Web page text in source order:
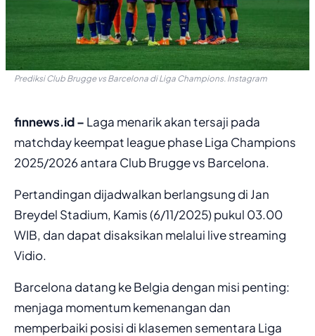
Prediksi Club Brugge vs Barcelona di Liga Champions. Instagram
finnews.id – Laga menarik akan tersaji pada
matchday keempat league phase Liga Champions
2025/2026 antara Club Brugge vs Barcelona.
Pertandingan dijadwalkan berlangsung di Jan
Breydel Stadium, Kamis (6/11/2025) pukul 03.00
WIB, dan dapat disaksikan melalui live streaming
Vidio.
Barcelona datang ke Belgia dengan misi penting:
menjaga momentum kemenangan dan
memperbaiki posisi di klasemen sementara Liga